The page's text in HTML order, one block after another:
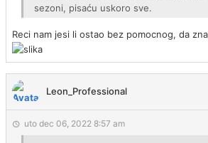
sezoni, pisaću uskoro sve.
Reci nam jesi li ostao bez pomocnog, da
Leon_Professional
uto dec 06, 2022 8:57 am